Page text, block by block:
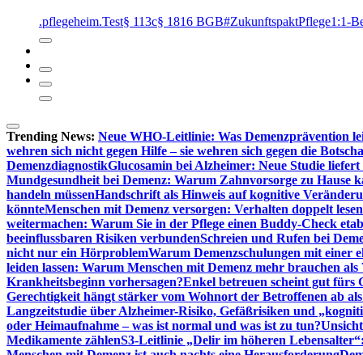
.pflegeheim.Test§ 113c§ 1816 BGB#ZukunftspaktPflege1:1-
Trending News: Neue WHO-Leitlinie: Was Demenzprävention
wehren sich nicht gegen Hilfe – sie wehren sich gegen die
DemenzdiagnostikGlucosamin bei Alzheimer: Neue Studie
Mundgesundheit bei Demenz: Warum Zahnvorsorge zu Hause
handeln müssenHandschrift als Hinweis auf kognitive
könnteMenschen mit Demenz versorgen: Verhalten doppelt lesen
weitermachen: Warum Sie in der Pflege einen Buddy-Check
beeinflussbaren Risiken verbundenSchreien und Rufen bei
nicht nur ein HörproblemWarum Demenzschulungen mit einer
leiden lassen: Warum Menschen mit Demenz mehr brauchen als
Krankheitsbeginn vorhersagen?Enkel betreuen scheint gut fürs
Gerechtigkeit hängt stärker vom Wohnort der Betroffenen ab
Langzeitstudie über Alzheimer-Risiko, Gefäßrisiken und
oder Heimaufnahme – was ist normal und was ist zu tun?
Medikamente zählenS3-Leitlinie „Delir im höheren